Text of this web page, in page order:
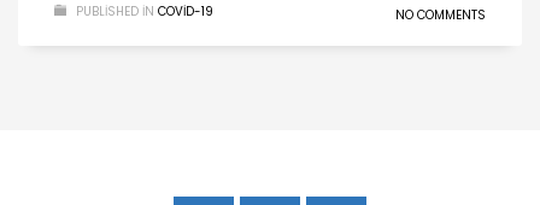
PUBLISHED IN COVID-19 NO COMMENTS